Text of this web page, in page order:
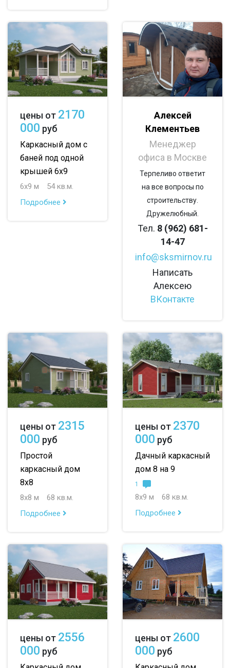
с верандой с террасой
с эркером с котельной
с панорамными окнами с санузлом
с ванной
с летней кухней с двумя входами
цены от 2170
000 руб
Каркасный дом с
баней под одной
крышей 6х9
6х9 м
54 кв.м.
Подробнее
Алексей
Клементьев
Менеджер
офиса в Москве
Терпеливо ответит
на все вопросы по
строительству.
Дружелюбный.
Тел. 8 (962) 681-
14-47
info@sksmirnov.ru
Написать
Алексею
ВКонтакте
цены от 2315
000 руб
Простой
каркасный дом
8х8
8х8 м
68 кв.м.
Подробнее
цены от 2370
000 руб
Дачный каркасный
дом 8 на 9
1
8х9 м
68 кв.м.
Подробнее
цены от 2556
000 руб
цены от 2600
000 руб